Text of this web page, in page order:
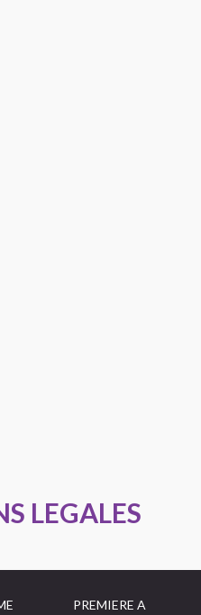
PREMIERE A